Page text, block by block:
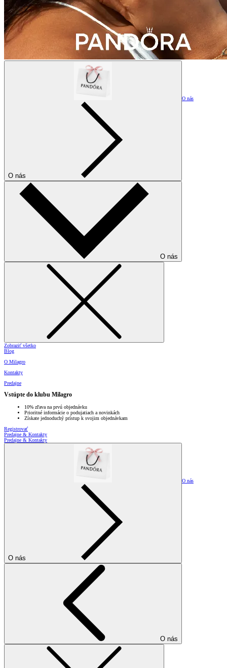
O nás
O nás
O nás
Zobraziť všetko
Blog
O Milagro
Kontakty
Predajne
Vstúpte do klubu Milagro
10% zľava na prvú objednávku
Prioritné informácie o podujatiach a novinkách
Získate jednoduchý prístup k svojim objednávkam
Registrovať
Predajne & Kontakty
Predajne & Kontakty
O nás
O nás
O nás